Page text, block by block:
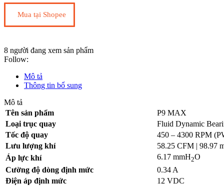
Mua tại Shopee
8 người đang xem sản phẩm
Follow:
Mô tả
Thông tin bổ sung
Mô tả
Tên sản phẩm
P9 MAX
Loại trục quay
Fluid Dynamic
Tốc độ quay
450 – 4300 RPM
Lưu lượng khí
58.25 CFM | 98.97
Áp lực khí
6.17 mmH2O
Cường độ dòng định mức
0.34 A
Điện áp định mức
12 VDC